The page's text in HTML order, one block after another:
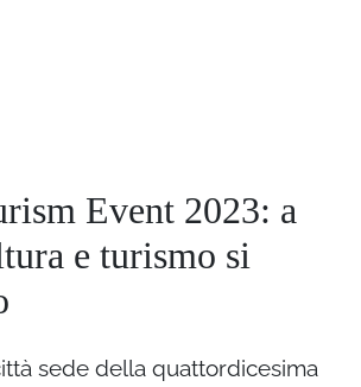
Event 2023: a
e turismo si
sede della quattordicesima